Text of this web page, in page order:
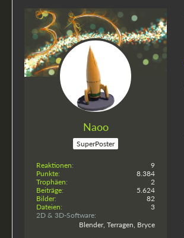
Naoo
SuperPoster
Reaktionen
9
Punkte
8.384
Trophäen
2
Beiträge
5.624
Bilder
82
Dateien
3
2D & 3D-Software
Blender, Terragen, Bryce